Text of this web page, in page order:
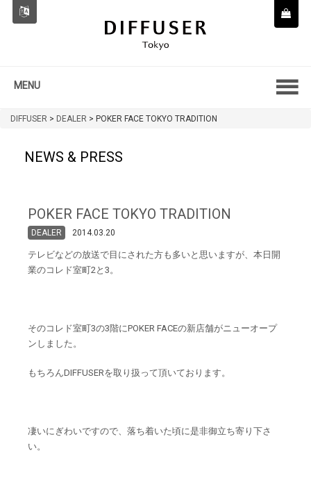
MENU
DIFFUSER > DEALER > POKER FACE TOKYO TRADITION
NEWS & PRESS
POKER FACE TOKYO TRADITION
DEALER 2014.03.20
テレビなどの放送で目にされた方も多いと思いますが、本日開
業のコレド室町2と3。
そのコレド室町3の3階にPOKER FACEの新店舗がニューオープ
ンしました。
もちろんDIFFUSERを取り扱って頂いております。
凄いにぎわいですので、落ち着いた頃に是非御立ち寄り下さ
い。